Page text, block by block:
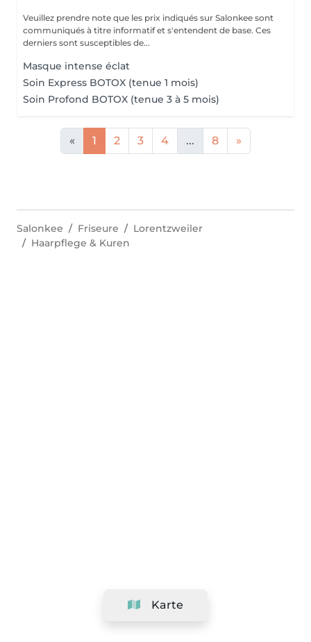
Veuillez prendre note que les prix indiqués sur Salonkee sont
communiqués à titre informatif et s'entendent de base. Ces
derniers sont susceptibles de...
Masque intense éclat
Soin Express BOTOX (tenue 1 mois)
Soin Profond BOTOX (tenue 3 à 5 mois)
« 1 2 3 4 ... 8 »
Karte
Salonkee Friseure
Lorentzweiler
Haarpflege & Kuren